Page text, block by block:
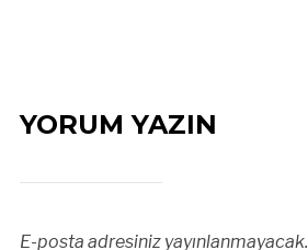
YORUM YAZIN
E-posta adresiniz yayınlanmayacak.